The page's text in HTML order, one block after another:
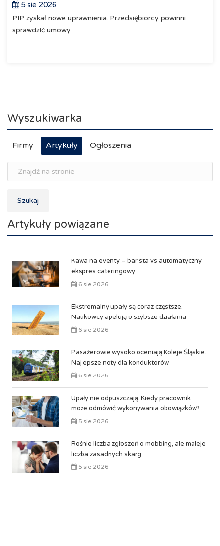
5 sie 2026
PIP zyskał nowe uprawnienia. Przedsiębiorcy powinni
sprawdzić umowy
Wyszukiwarka
Firmy Artykuły Ogłoszenia
Szukaj
Artykuły powiązane
Kawa na eventy – barista vs automatyczny
ekspres cateringowy
6 sie 2026
Ekstremalny upały są coraz częstsze.
Naukowcy apelują o szybsze działania
6 sie 2026
Pasażerowie wysoko oceniają Koleje Śląskie.
Najlepsze noty dla konduktorów
6 sie 2026
Upały nie odpuszczają. Kiedy pracownik
może odmówić wykonywania obowiązków?
5 sie 2026
Rośnie liczba zgłoszeń o mobbing, ale maleje
liczba zasadnych skarg
5 sie 2026